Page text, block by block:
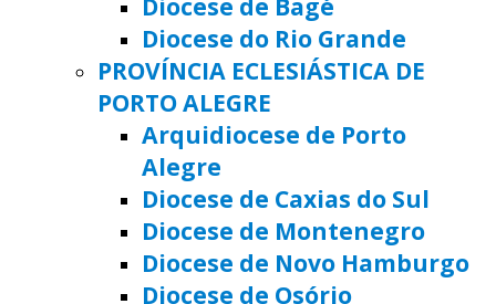
Diocese do Rio Grande
PROVÍNCIA ECLESIÁSTICA DE
PORTO ALEGRE
Arquidiocese de Porto
Alegre
Diocese de Caxias do Sul
Diocese de Montenegro
Diocese de Novo Hamburgo
Diocese de Osório